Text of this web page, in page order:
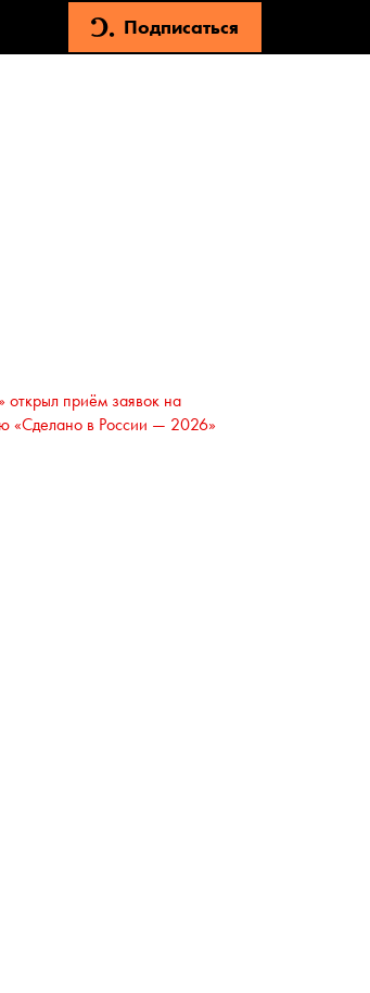
Подписаться
открыл приём заявок на
«Сделано в России — 2026»